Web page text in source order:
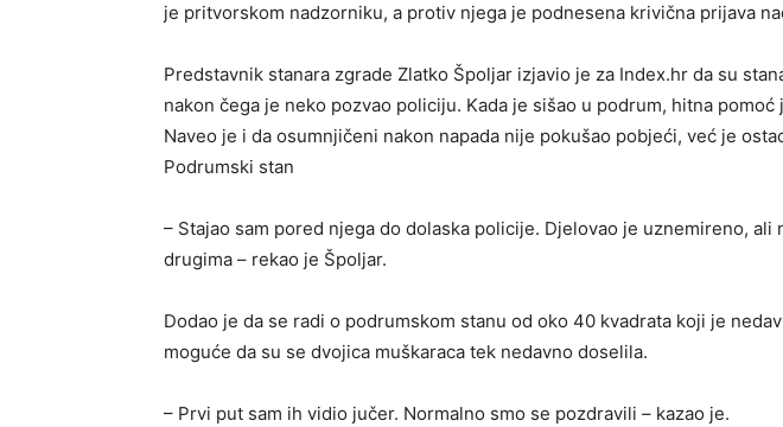
je pritvorskom nadzorniku, a protiv njega je podnesena krivična prijava
Predstavnik stanara zgrade Zlatko Špoljar izjavio je za Index.hr da su
nakon čega je neko pozvao policiju. Kada je sišao u podrum, hitna pomoć
Naveo je i da osumnjičeni nakon napada nije pokušao pobjeći, već je
Podrumski stan
– Stajao sam pored njega do dolaska policije. Djelovao je uznemireno, ali
drugima – rekao je Špoljar.
Dodao je da se radi o podrumskom stanu od oko 40 kvadrata koji je
moguće da su se dvojica muškaraca tek nedavno doselila.
– Prvi put sam ih vidio jučer. Normalno smo se pozdravili – kazao je.